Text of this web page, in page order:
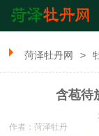
菏泽牡丹网 >
含苞待
作者：菏泽牡丹